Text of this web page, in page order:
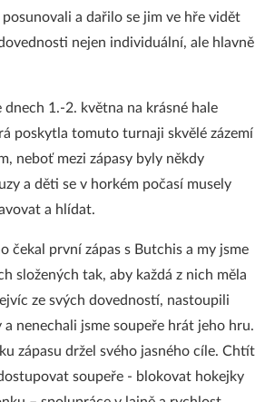
posunovali a dařilo se jim ve hře vidět
nejen individuální, ale hlavně
dnech 1.-2. května na krásné hale
poskytla tomuto turnaji skvělé zázemí
neboť mezi zápasy byly někdy
a děti se v horkém počasí musely
a hlídat.
čekal první zápas s Butchis a my jsme
složených tak, aby každá z nich měla
ze svých dovedností, nastoupili
nenechali jsme soupeře hrát jeho hru.
zápasu držel svého jasného cíle. Chtít
soupeře - blokovat hokejky